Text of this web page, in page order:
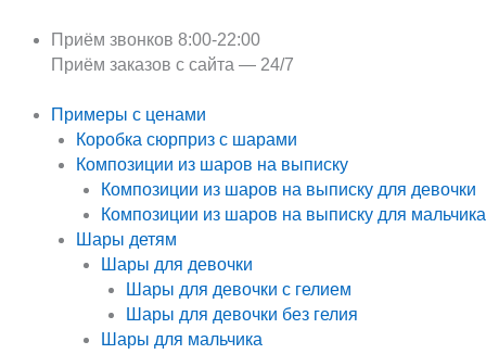
Приём звонков 8:00-22:00
Приём заказов с сайта — 24/7
Примеры с ценами
Коробка сюрприз с шарами
Композиции из шаров на выписку
Композиции из шаров на выписку для девочки
Композиции из шаров на выписку для мальчика
Шары детям
Шары для девочки
Шары для девочки с гелием
Шары для девочки без гелия
Шары для мальчика